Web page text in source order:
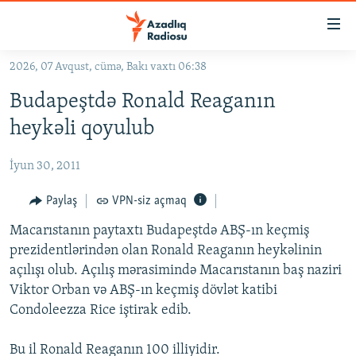
Əsas
qayıt
Əsas
naviqasiyaya
qayıt
#İZAHLA
KORRUPSIOMETR
#ƏSLINDƏ
FƏRQƏ BAX
QANUNI DOĞRU
ARAŞDIRMA
MULTIMEDIA
VIDEO
FOTOQALEREYA
RADIO ARXIV
OXU ZALI
HAQQIMIZDA
2026, 07 Avqust, cümə, Bakı vaxtı 06:38
Budapeştdə Ronald Reaganın
heykəli qoyulub
İyun 30, 2011
Paylaş VPN-siz açmaq
Macarıstanın paytaxtı Budapeştdə ABŞ-ın keçmiş
prezidentlərindən olan Ronald Reaganın heykəlinin
açılışı olub. Açılış mərasimində Macarıstanın baş naziri
Viktor Orban və ABŞ-ın keçmiş dövlət katibi
Condoleezza Rice iştirak edib.
Bu il Ronald Reaganın 100 illiyidir.